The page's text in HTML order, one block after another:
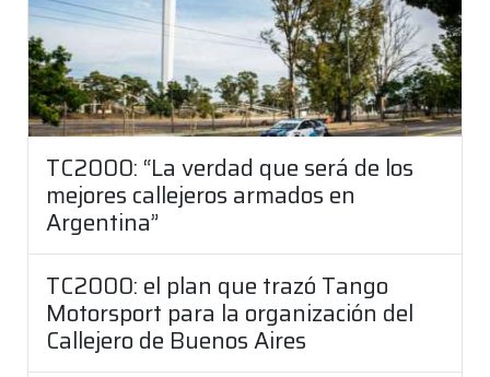
TC2000: “La verdad que será de los
mejores callejeros armados en
Argentina”
TC2000: el plan que trazó Tango
Motorsport para la organización del
Callejero de Buenos Aires